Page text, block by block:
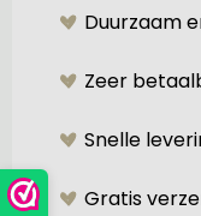
Duurzaam
Zeer
Snelle
Gratis